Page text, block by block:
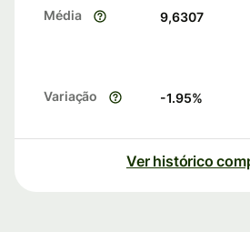
Média 9,6307
Variação -1.95%
Ver histórico